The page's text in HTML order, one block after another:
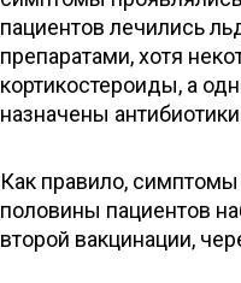
пациентов лечились
препаратами, хотя
кортикостероиды, а
назначены
Как правило,
половины пациентов
второй вакцинации,